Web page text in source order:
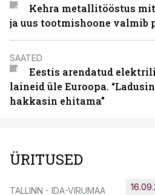
Kehra metallitööstus
ja uus tootmishoone valmib
SAATED
Eestis arendatud
laineid üle Euroopa.
hakkasin ehitama”
ÜRITUSED
TALLINN - IDA-VIRUMAA